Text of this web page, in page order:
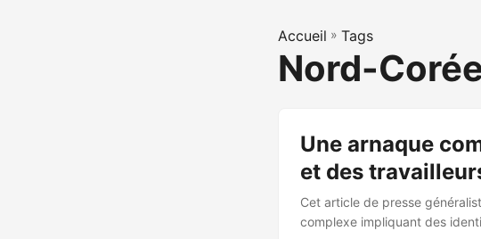
Accueil » Tags
Nord-
Une arnaque
et des
Cet article de presse
complexe impliquant des